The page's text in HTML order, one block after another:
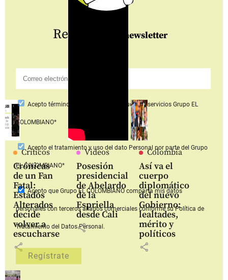
Críticos
Crónicas
de un Fan
Fatal:
Estados
Alterados
decide
volver a
escucharse
share
Videos
Posesión
presidencial
de Abelardo
de la
Espriella
desde Cali
share
Colombia
Así va el
cuerpo
diplomático
del nuevo
Gobierno:
lealtades,
mérito y
políticos
share
Regístrate al newsletter
Aceptotérminos y condiciones productos y serviciosGrupo EL
COLOMBIANO*
Acepto el tratamiento y uso del dato Personal por parte del Grupo
EL COLOMBIANO*
Acepto que Grupo EL COLOMBIANOcomparta mis datos
personales con terceros aliados comerciales conforme su Política de
Tratamiento del Datos Personal.